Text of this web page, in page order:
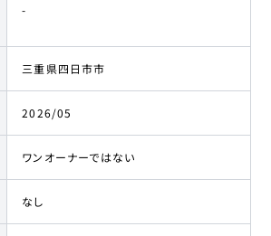
-
三重県四日市市
2026/05
ワンオーナーではない
なし